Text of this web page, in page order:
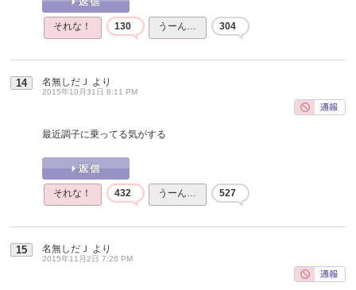
それな！ 130 うーん… 304
14 名無しだＪ より
2015年10月31日 8:11 PM
最近調子に乗ってる気がする
それな！ 432 うーん… 527
15 名無しだＪ より
2015年11月2日 7:26 PM